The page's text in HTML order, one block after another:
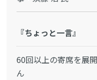
『ちょっと一言』
60回以上の寄席を展
ん